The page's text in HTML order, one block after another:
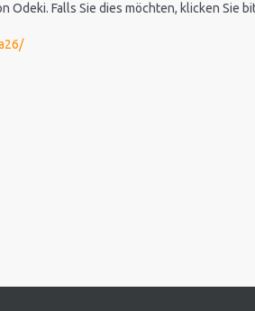
Odeki. Falls Sie dies möchten, klicken Sie